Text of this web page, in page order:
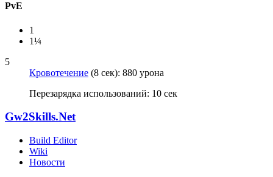
PvE
1
1¼
5
Кровотечение (8 сек): 880 урона
Перезарядка использований: 10 сек
Gw2Skills.Net
Build Editor
Wiki
Новости